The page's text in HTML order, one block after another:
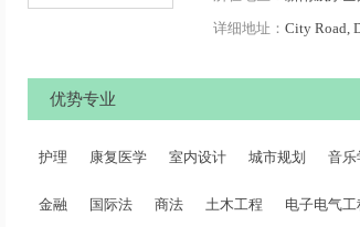
详细地址： City Road,
优势专业
护理 康复医学 室内设计 城市规划 音乐
金融 国际法 商法 土木工程 电子电气工